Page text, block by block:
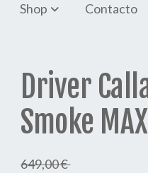
Shop Contacto
Driver
Smoke MAX
649,00 €